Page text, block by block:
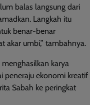
balas langsung dari
Langkah itu
benar-benar
akar umbi,” tambahnya.
karya
peneraju ekonomi kreatif
Sabah ke peringkat